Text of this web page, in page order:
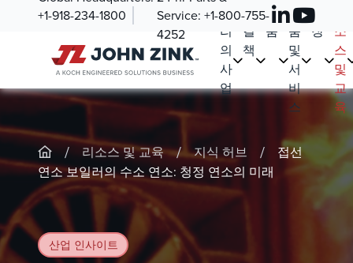
+1-918-234-1800
Service: +1-800-755-
4252
우
리
의
사
업
해
결
책
제
품
부
품
및
서
비
스
시
장
소
스
및
교
육
/ 리소스 및 교육 / 지식 허브 /
접선
연소 보일러의 수소 연소: 청정 연소의 미래
산업 인사이트